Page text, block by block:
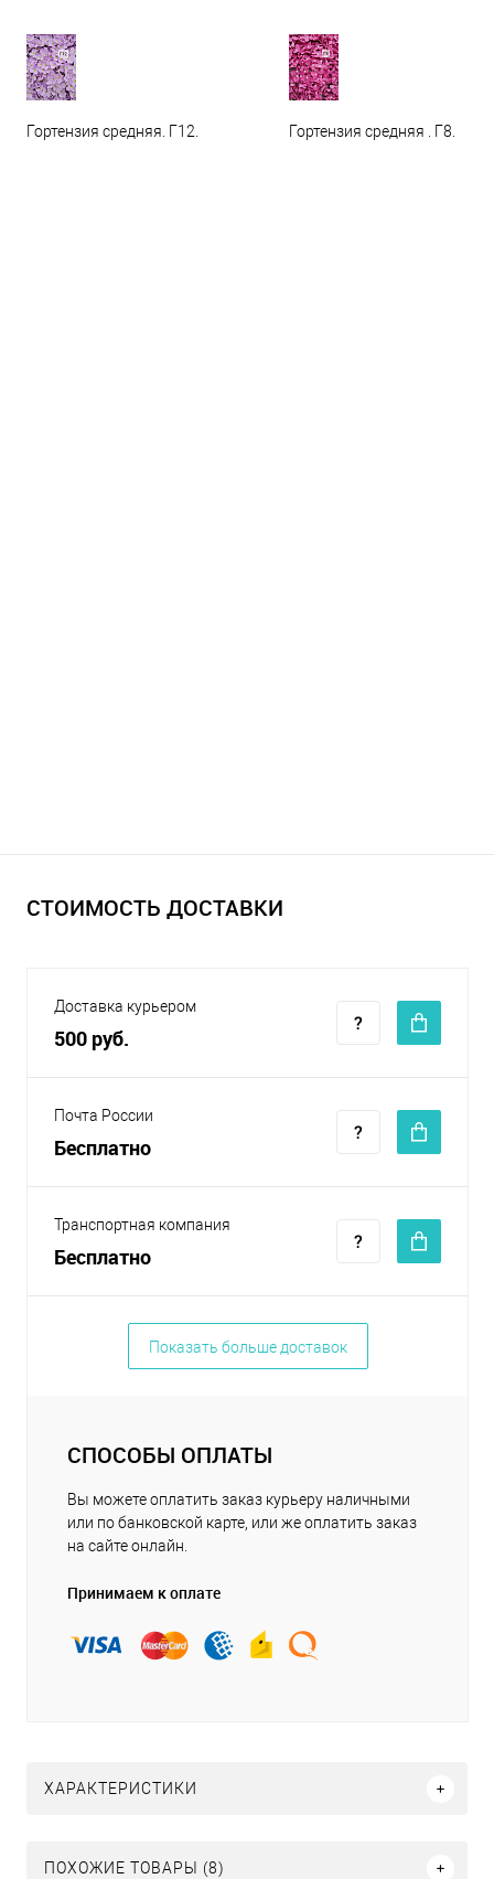
Гортензия средняя. Г12. Гортензия средняя . Г8.
СТОИМОСТЬ ДОСТАВКИ
Доставка курьером
500 руб.
Почта России
Бесплатно
Транспортная компания
Бесплатно
Показать больше доставок
СПОСОБЫ ОПЛАТЫ
Вы можете оплатить заказ курьеру наличными
или по банковской карте, или же оплатить заказ
на сайте онлайн.
Принимаем к оплате
ХАРАКТЕРИСТИКИ
ПОХОЖИЕ ТОВАРЫ (8)